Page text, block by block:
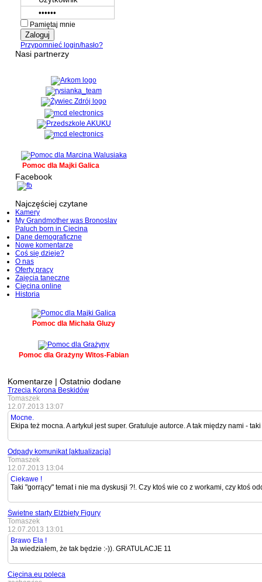
Pamiętaj mnie
Przypomnieć login/hasło?
Nasi partnerzy
Pomoc dla Majki Galica
Facebook
Najczęściej czytane
Kamery
My Grandmother was Bronoslav
Paluch born in Ciecina
Dane demograficzne
Nowe komentarze
Coś się dzieje?
O nas
Oferty pracy
Zajęcia taneczne
Cięcina online
Historia
Pomoc dla Michała Gluzy
Pomoc dla Grażyny Witos-Fabian
Komentarze | Ostatnio dodane
Trzecia Korona Beskidów
Tomaszek
12.07.2013 13:07
Mocne.
Ekipa też mocna. A artykuł jest super. Gratuluje autorce. A tak między nami -
Odpady komunikat [aktualizacja]
Tomaszek
12.07.2013 13:04
Ciekawe !
Taki "gorrący" temat i nie ma dyskusji ?!. Czy ktoś wie co z workami, czy ktoś
Świetne starty Elżbiety Figury
Tomaszek
12.07.2013 13:01
Brawo Ela !
Ja wiedziałem, że tak będzie :-)). GRATULACJE 11
Cięcina.eu poleca